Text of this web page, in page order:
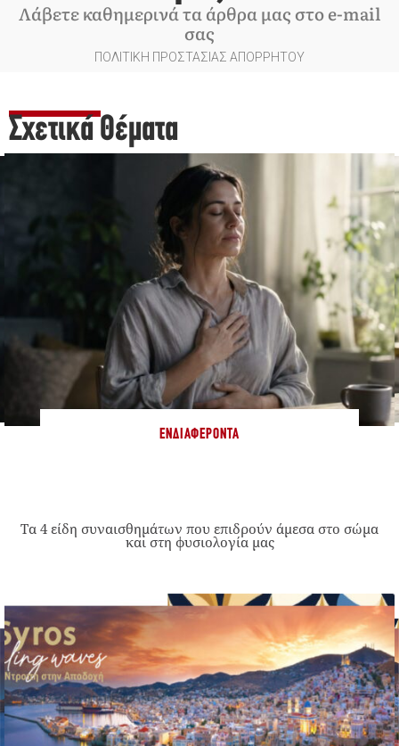
Λάβετε καθημερινά τα άρθρα μας στο e-mail
σας
ΠΟΛΙΤΙΚΗ ΠΡΟΣΤΑΣΙΑΣ ΑΠΟΡΡΗΤΟΥ
Σχετικά Θέματα
ΕΝΔΙΑΦΈΡΟΝΤΑ
Τα 4 είδη συναισθημάτων που επιδρούν άμεσα στο σώμα
και στη φυσιολογία μας